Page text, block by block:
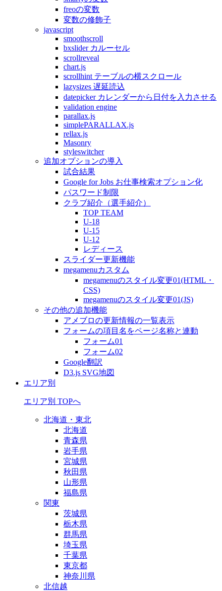
freoの変数
変数の修飾子
javascript
smoothscroll
bxslider カルーセル
scrollreveal
chart.js
scrollhint テーブルの横スクロール
lazysizes 遅延読込
datepicker カレンダーから日付を入力させる
validation engine
parallax.js
simplePARALLAX.js
rellax.js
Masonry
styleswitcher
追加オプションの導入
試合結果
Google for Jobs お仕事検索オプション化
パスワード制限
クラブ紹介（選手紹介）
TOP TEAM
U-18
U-15
U-12
レディース
スライダー更新機能
megamenuカスタム
megamenuのスタイル変更01(HTML・
CSS)
megamenuのスタイル変更01(JS)
その他の追加機能
アメブロの更新情報の一覧表示
フォームの項目名をページ名称と連動
フォーム01
フォーム02
Google翻訳
D3.js SVG地図
エリア別
エリア別 TOPへ
北海道・東北
北海道
青森県
岩手県
宮城県
秋田県
山形県
福島県
関東
茨城県
栃木県
群馬県
埼玉県
千葉県
東京都
神奈川県
北信越